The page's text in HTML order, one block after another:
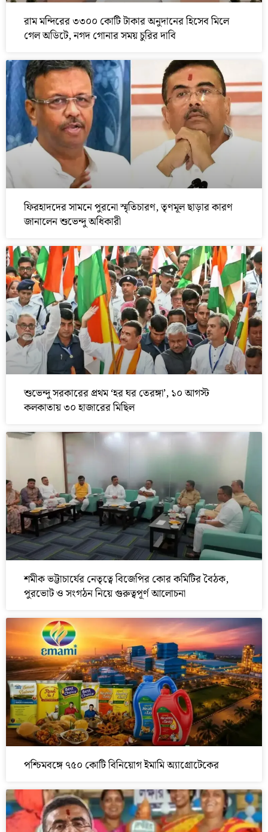
রাম মন্দিরের ৩৩০০ কোটি টাকার অনুদানের হিসেব মিলে
গেল অডিটে, নগদ গোনার সময় চুরির দাবি
ফিরহাদদের সামনে পুরনো স্মৃতিচারণ, তৃণমূল ছাড়ার কারণ
জানালেন শুভেন্দু অধিকারী
শুভেন্দু সরকারের প্রথম ‘হর ঘর তেরঙ্গা’, ১০ আগস্ট
কলকাতায় ৩০ হাজারের মিছিল
শমীক ভট্টাচার্যের নেতৃত্বে বিজেপির কোর কমিটির বৈঠক,
পুরভোট ও সংগঠন নিয়ে গুরুত্বপূর্ণ আলোচনা
পশ্চিমবঙ্গে ৭৫০ কোটি বিনিয়োগ ইমামি অ্যাগ্রোটেকের